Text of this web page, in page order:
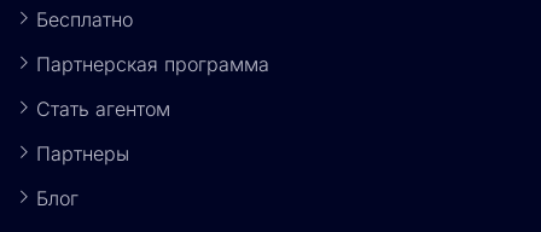
Бесплатно
Партнерская программа
Стать агентом
Партнеры
Блог